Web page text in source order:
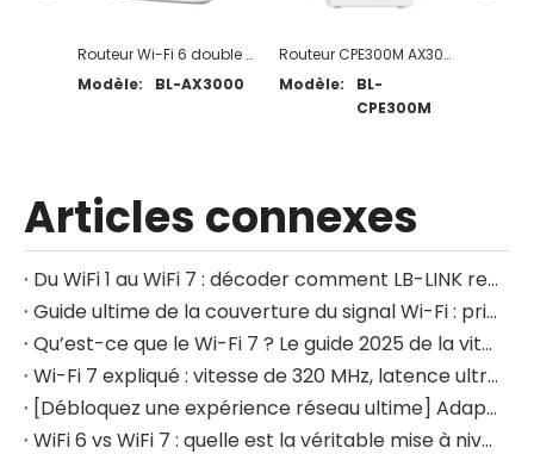
Routeur Wi-Fi 6 double bande sans fil AX3000
Modèle:
BL-AX3000
Routeur CPE300M AX300 4G LTE
Modèle:
BL-
CPE300M
Articles connexes
Du WiFi 1 au WiFi 7 : décoder comment LB-LINK remodèle l'expérience de réseau domestique
Guide ultime de la couverture du signal Wi-Fi : principes techniques et conseils d'optimisation avancés pour 2025 (avec données de test et liste de contrôle de sélection des appareils)
Qu’est-ce que le Wi-Fi 7 ? Le guide 2025 de la vitesse, de l'efficacité et des applications réelles
Wi-Fi 7 expliqué : vitesse de 320 MHz, latence ultra-faible et guide des applications mondiales
[Débloquez une expérience réseau ultime] Adaptateur USB sans fil LB-LINK BE6500 Wi-Fi 7 : redéfinissez votre vie en ligne
WiFi 6 vs WiFi 7 : quelle est la véritable mise à niveau pour votre réseau domestique ?